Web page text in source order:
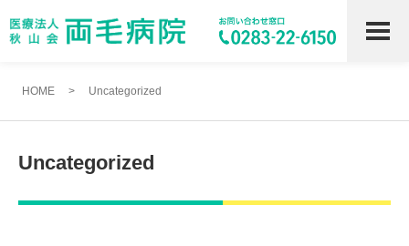
HOME > Uncategorized
Uncategorized